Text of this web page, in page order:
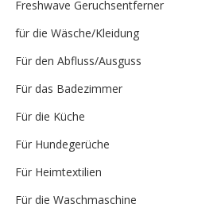
Freshwave Geruchsentferner
für die Wäsche/Kleidung
Für den Abfluss/Ausguss
Für das Badezimmer
Für die Küche
Für Hundegerüche
Für Heimtextilien
Für die Waschmaschine